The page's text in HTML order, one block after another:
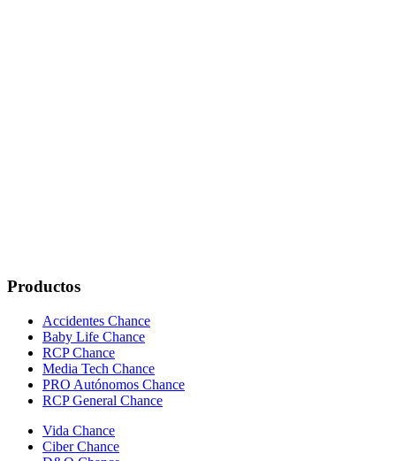
Productos
Accidentes Chance
Baby Life Chance
RCP Chance
Media Tech Chance
PRO Autónomos Chance
RCP General Chance
Vida Chance
Ciber Chance